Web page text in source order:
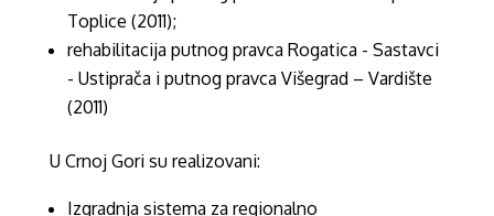
Toplice (2011);
rehabilitacija putnog pravca Rogatica - Sastavci
- Ustiprača i putnog pravca Višegrad – Vardište
(2011)
U Crnoj Gori su realizovani:
Izgradnja sistema za regionalno